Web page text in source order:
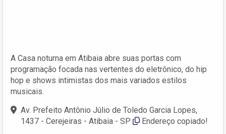
A Casa noturna em Atibaia abre suas portas com
programação focada nas vertentes do eletrônico, do hip
hop e shows intimistas dos mais variados estilos
musicais.
Av. Prefeito Antônio Júlio de Toledo Garcia Lopes,
1437 - Cerejeiras - Atibaia - SP
Endereço copiado!